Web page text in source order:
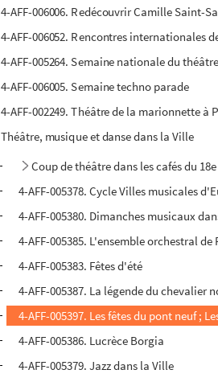
4-AFF-006006. Redécouvrir Camille Saint-
4-AFF-006052. Rencontres internationales
4-AFF-005264. Semaine nationale du
4-AFF-006005. Semaine techno parade
4-AFF-002249. Théâtre de la marionnette à
Théâtre, musique et danse dans la Ville
Coup de théâtre dans les cafés du 18e
4-AFF-005378. Cycle Villes musicales
4-AFF-005380. Dimanches musicaux
4-AFF-005385. L'ensemble orchestral
4-AFF-005383. Fêtes d'été
4-AFF-005387. La légende du chevalier
4-AFF-005397. Les fêtes du pont neuf ;
4-AFF-005386. Lucrèce Borgia
4-AFF-005379. Jazz dans la Ville